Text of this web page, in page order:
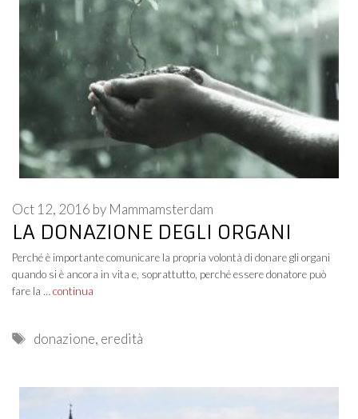
LA DONAZIONE DEGLI ORGANI
Oct 12, 2016 by Mammamsterdam
Perché è importante comunicare la propria volontà di donare gli organi
quando si è ancora in vita e, soprattutto, perché essere donatore può
fare la … continua
Tags
donazione, eredità